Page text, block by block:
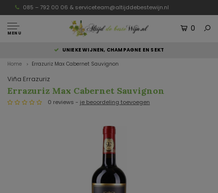
085 – 792 00 06 & serviceteam@altijddebestewijn.nl
MENU
0
UNIEKE WIJNEN, CHAMPAGNE EN SEKT
Home Errazuriz Max Cabernet Sauvignon
Viña Errazuriz
Errazuriz Max Cabernet Sauvignon
0 reviews - je beoordeling toevoegen